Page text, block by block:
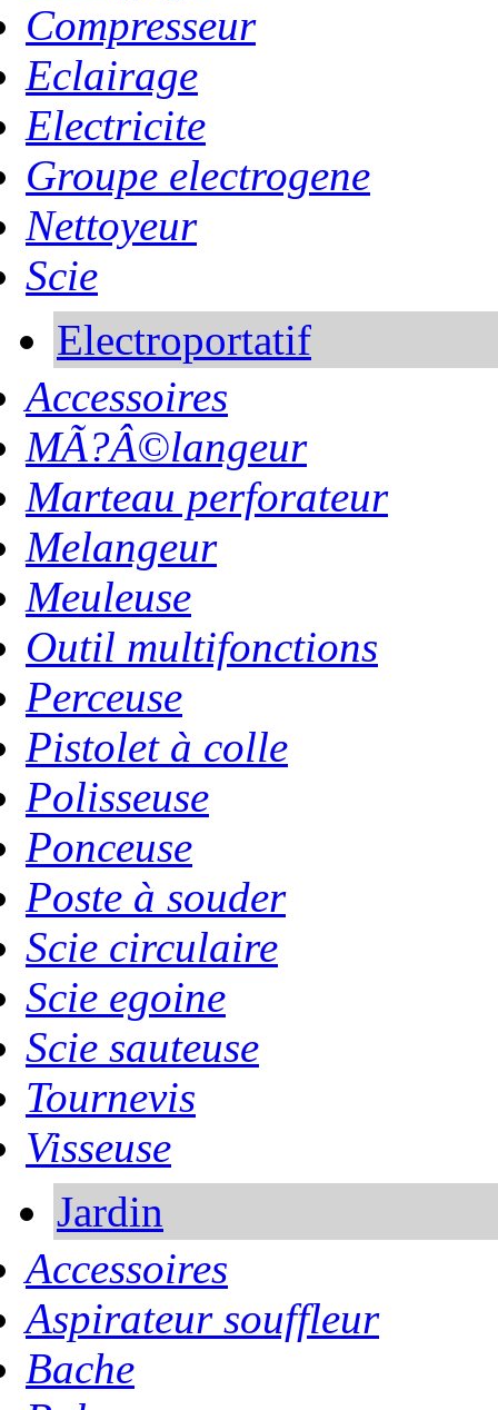
Compresseur
Eclairage
Electricite
Groupe electrogene
Nettoyeur
Scie
Electroportatif
Accessoires
MÃ?Â©langeur
Marteau perforateur
Melangeur
Meuleuse
Outil multifonctions
Perceuse
Pistolet à colle
Polisseuse
Ponceuse
Poste à souder
Scie circulaire
Scie egoine
Scie sauteuse
Tournevis
Visseuse
Jardin
Accessoires
Aspirateur souffleur
Bache